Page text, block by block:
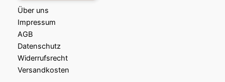
Über uns
Impressum
AGB
Datenschutz
Widerrufsrecht
Versandkosten